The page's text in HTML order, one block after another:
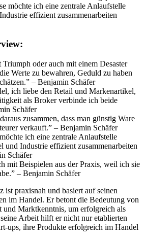
möchte ich eine zentrale Anlaufstelle
effizient zusammenarbeiten
Triumph oder auch mit einem Desaster
Werte zu bewahren, Geduld zu haben
– Benjamin Schäfer
ich liebe den Retail und Markenartikel,
als Broker verbinde ich beide
Schäfer
zusammen, dass man günstig Ware
verkauft.” – Benjamin Schäfer
ich eine zentrale Anlaufstelle
und Industrie effizient zusammenarbeiten
Schäfer
mit Beispielen aus der Praxis, weil ich sie
– Benjamin Schäfer
ist praxisnah und basiert auf seinen
im Handel. Er betont die Bedeutung von
und Marktkenntnis, um erfolgreich als
Arbeit hilft er nicht nur etablierten
ups, ihre Produkte erfolgreich im Handel